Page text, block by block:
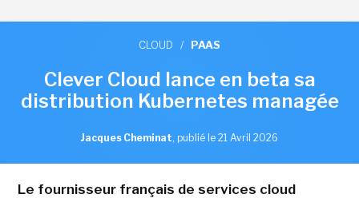
CLOUD / PAAS
Clever Cloud lance en beta sa
distribution Kubernetes managée
Jacques Cheminat, publié le 21 Avril 2026
Le fournisseur français de services cloud